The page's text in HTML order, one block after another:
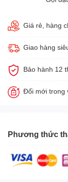
Giá rẻ, hàng
Giao hàng
Bảo hành 12
Đổi mới trong
Phương thức